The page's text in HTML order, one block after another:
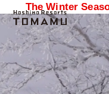
The Winter